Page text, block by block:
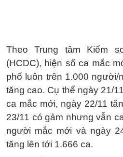
Theo Trung tâm Kiểm
(HCDC), hiện số ca mắc
phố luôn trên 1.000
tăng cao. Cụ thể ngày 21/
ca mắc mới, ngày 22/11
23/11 có gảm nhưng vẫn
người mắc mới và ngày
tăng lên tới 1.666 ca.